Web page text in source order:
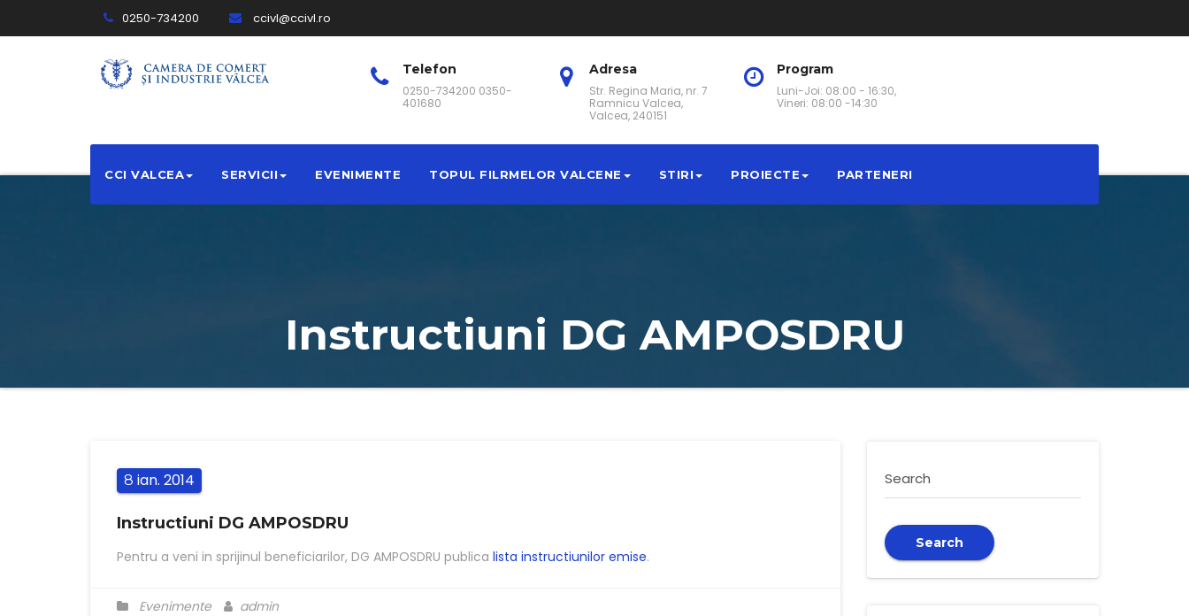
0250-734200 ccivl@ccivl.ro
Telefon
0250-734200 0350-
401680
Adresa
Str. Regina Maria, nr. 7
Ramnicu Valcea,
Valcea, 240151
Program
Luni-Joi: 08:00 - 16:30,
Vineri: 08:00 -14:30
CCI VALCEA SERVICII EVENIMENTE TOPUL FILRMELOR VALCENE STIRI PROIECTE PARTENERI
Instructiuni DG AMPOSDRU
8 ian. 2014
Instructiuni DG AMPOSDRU
Pentru a veni in sprijinul beneficiarilor, DG AMPOSDRU publica lista instructiunilor emise.
Evenimente admin
Search
Search